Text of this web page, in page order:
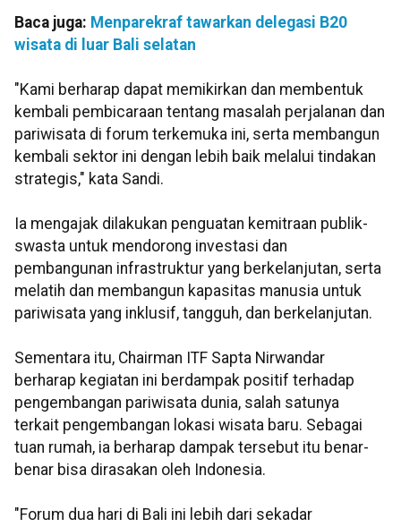
Baca juga: Menparekraf tawarkan delegasi B20
wisata di luar Bali selatan
"Kami berharap dapat memikirkan dan membentuk
kembali pembicaraan tentang masalah perjalanan dan
pariwisata di forum terkemuka ini, serta membangun
kembali sektor ini dengan lebih baik melalui tindakan
strategis," kata Sandi.
Ia mengajak dilakukan penguatan kemitraan publik-
swasta untuk mendorong investasi dan
pembangunan infrastruktur yang berkelanjutan, serta
melatih dan membangun kapasitas manusia untuk
pariwisata yang inklusif, tangguh, dan berkelanjutan.
Sementara itu, Chairman ITF Sapta Nirwandar
berharap kegiatan ini berdampak positif terhadap
pengembangan pariwisata dunia, salah satunya
terkait pengembangan lokasi wisata baru. Sebagai
tuan rumah, ia berharap dampak tersebut itu benar-
benar bisa dirasakan oleh Indonesia.
"Forum dua hari di Bali ini lebih dari sekadar